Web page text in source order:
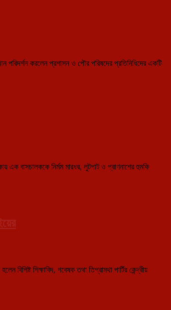
পরিদর্শন করলেন প্রশাসন ও পৌর পরিষদের প্রতিনিধিদের একটি
এক বাসচালককে নির্মম মারধর, লুটপাট ও প্রাণনাশের হুমকি
শিক্ষাবিদ, গবেষক তথা তিপ্রামথা পার্টির কেন্দ্রীয়